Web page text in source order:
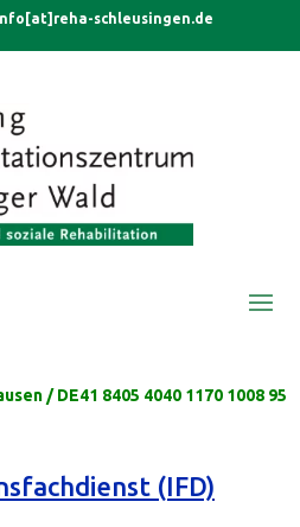
schleusingen.de
/ DE41 8405 4040 1170 1008 95
(IFD)
modal-check